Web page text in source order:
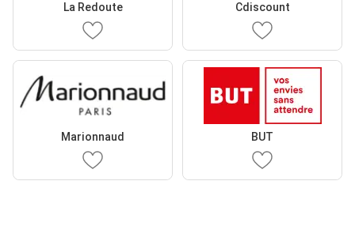
La Redoute Cdiscount
Marionnaud BUT